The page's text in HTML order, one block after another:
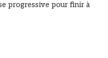
progressive pour finir à